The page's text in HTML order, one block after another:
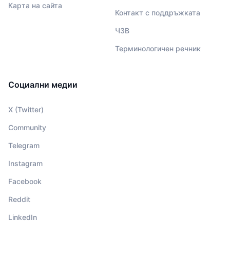
Карта на сайта
Контакт с поддръжката
ЧЗВ
Терминологичен речник
Социални медии
X (Twitter)
Community
Telegram
Instagram
Facebook
Reddit
LinkedIn